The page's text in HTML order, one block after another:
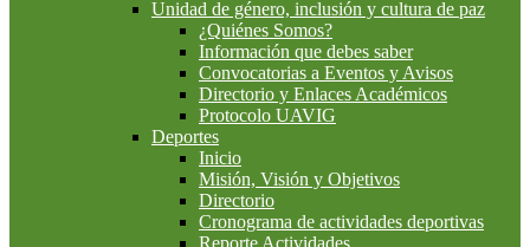
Unidad de género, inclusión y cultura de paz
¿Quiénes Somos?
Información que debes saber
Convocatorias a Eventos y Avisos
Directorio y Enlaces Académicos
Protocolo UAVIG
Deportes
Inicio
Misión, Visión y Objetivos
Directorio
Cronograma de actividades deportivas
Reporte Actividades